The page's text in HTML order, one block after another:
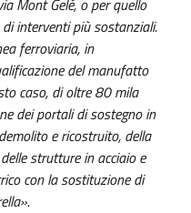
Mont Gelé, o per quello
interventi più sostanziali.
ferroviaria, in
del manufatto
caso, di oltre 80 mila
dei portali di sostegno in
e ricostruito, della
strutture in acciaio e
con la sostituzione di